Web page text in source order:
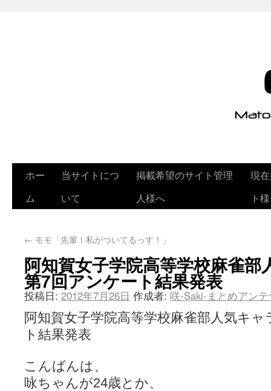
ホー
ム
当サイトにつ
いて
掲載希望のサイト管理
人様へ
現
ト様
← モモ「先輩！私がついてるっす！」
阿知賀女子学院高等学校麻雀部
第7回アンケート結果発表
投稿日: 2012年7月26日 作成者: 咲-Saki-まとめアン
阿知賀女子学院高等学校麻雀部人気キ
ト結果発表
こんばんは、
咏ちゃんが24歳とか、